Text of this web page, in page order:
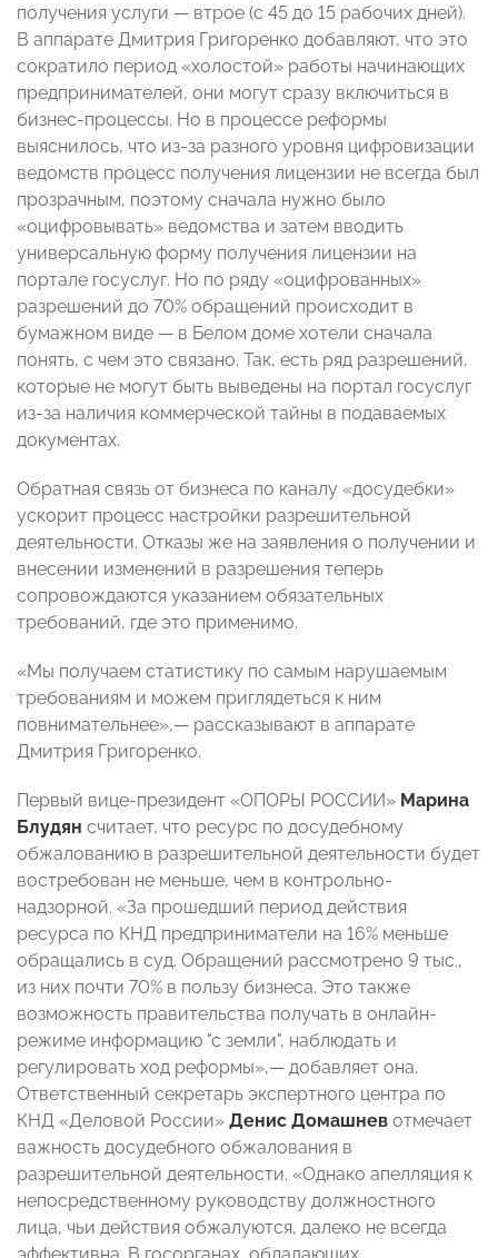
получения услуги — втрое (с 45 до 15 рабочих дней).
В аппарате Дмитрия Григоренко добавляют, что это
сократило период «холостой» работы начинающих
предпринимателей, они могут сразу включиться в
бизнес-процессы. Но в процессе реформы
выяснилось, что из-за разного уровня цифровизации
ведомств процесс получения лицензии не всегда был
прозрачным, поэтому сначала нужно было
«оцифровывать» ведомства и затем вводить
универсальную форму получения лицензии на
портале госуслуг. Но по ряду «оцифрованных»
разрешений до 70% обращений происходит в
бумажном виде — в Белом доме хотели сначала
понять, с чем это связано. Так, есть ряд разрешений,
которые не могут быть выведены на портал госуслуг
из-за наличия коммерческой тайны в подаваемых
документах.
Обратная связь от бизнеса по каналу «досудебки»
ускорит процесс настройки разрешительной
деятельности. Отказы же на заявления о получении и
внесении изменений в разрешения теперь
сопровождаются указанием обязательных
требований, где это применимо.
«Мы получаем статистику по самым нарушаемым
требованиям и можем приглядеться к ним
повнимательнее»,— рассказывают в аппарате
Дмитрия Григоренко.
Первый вице-президент «ОПОРЫ РОССИИ» Марина
Блудян считает, что ресурс по досудебному
обжалованию в разрешительной деятельности будет
востребован не меньше, чем в контрольно-
надзорной. «За прошедший период действия
ресурса по КНД предприниматели на 16% меньше
обращались в суд. Обращений рассмотрено 9 тыс.,
из них почти 70% в пользу бизнеса. Это также
возможность правительства получать в онлайн-
режиме информацию "с земли", наблюдать и
регулировать ход реформы»,— добавляет она.
Ответственный секретарь экспертного центра по
КНД «Деловой России» Денис Домашнев отмечает
важность досудебного обжалования в
разрешительной деятельности. «Однако апелляция к
непосредственному руководству должностного
лица, чьи действия обжалуются, далеко не всегда